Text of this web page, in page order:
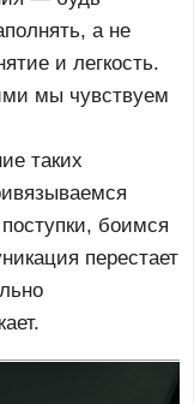
а не
и легкость.
мы чувствуем
таких
боимся
перестает